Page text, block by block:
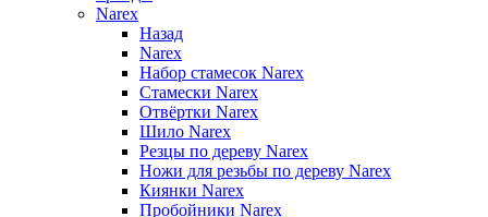
Narex
Назад
Narex
Набор стамесок Narex
Стамески Narex
Отвёртки Narex
Шило Narex
Резцы по дереву Narex
Ножи для резьбы по дереву Narex
Киянки Narex
Пробойники Narex